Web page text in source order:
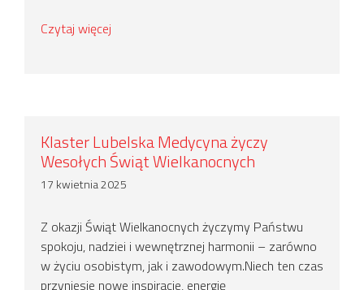
Czytaj więcej
Klaster Lubelska Medycyna życzy
Wesołych Świąt Wielkanocnych
17 kwietnia 2025
Z okazji Świąt Wielkanocnych życzymy Państwu
spokoju, nadziei i wewnętrznej harmonii – zarówno
w życiu osobistym, jak i zawodowym.Niech ten czas
przyniesie nowe inspiracje, energię